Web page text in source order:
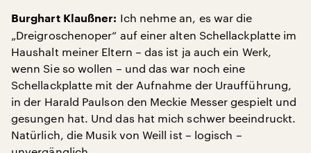
Burghart Klaußner: Ich nehme an, es war die
„Dreigroschenoper“ auf einer alten Schellackplatte im
Haushalt meiner Eltern – das ist ja auch ein Werk,
wenn Sie so wollen – und das war noch eine
Schellackplatte mit der Aufnahme der Uraufführung,
in der Harald Paulson den Meckie Messer gespielt und
gesungen hat. Und das hat mich schwer beeindruckt.
Natürlich, die Musik von Weill ist – logisch –